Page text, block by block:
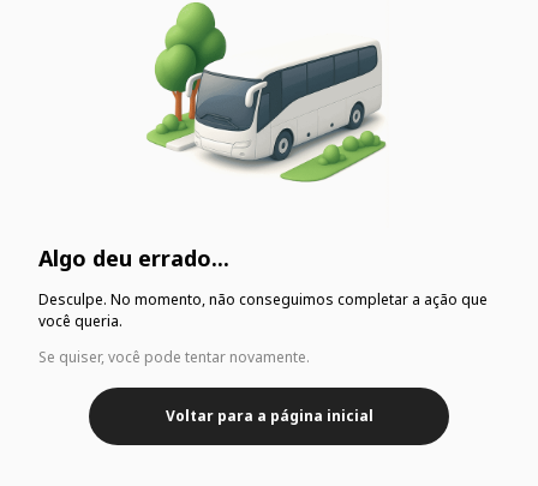
Algo deu errado...
Desculpe. No momento, não conseguimos completar a ação que
você queria.
Se quiser, você pode tentar novamente.
Voltar para a página inicial